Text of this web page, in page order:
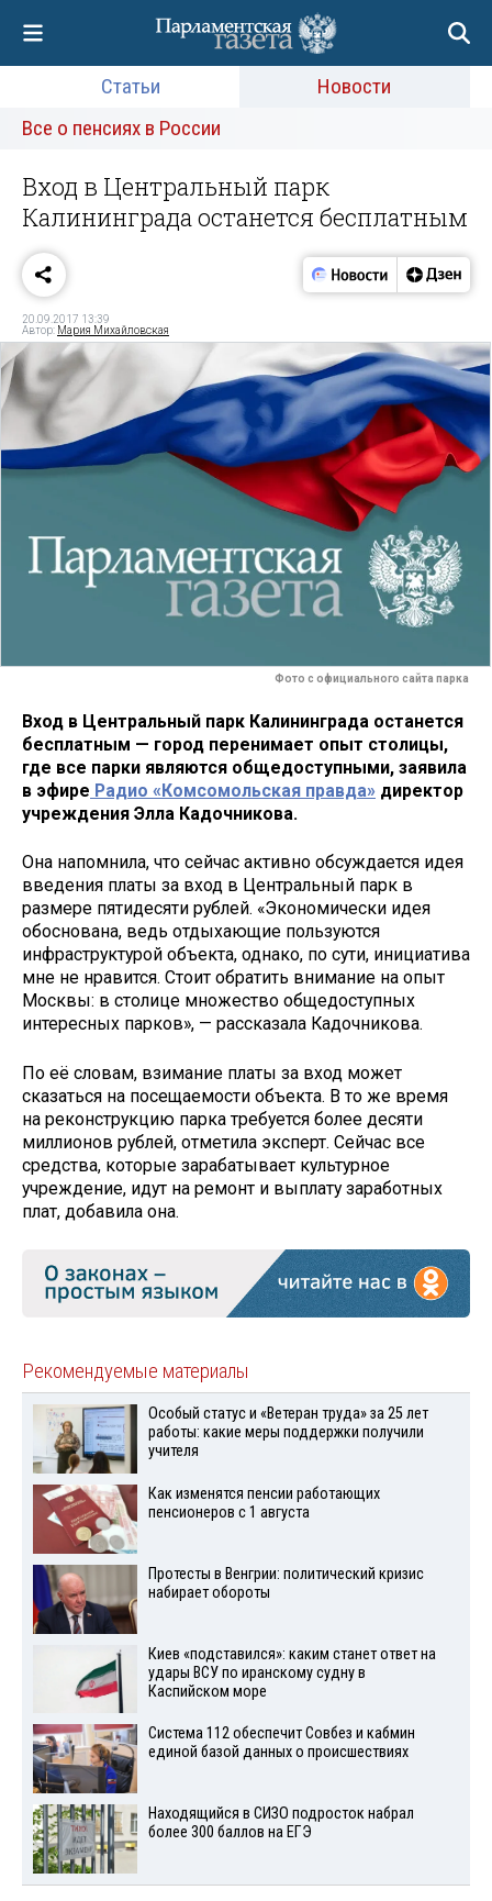
Статьи
Новости
Все о пенсиях в России
Вход в Центральный парк
Калининграда останется бесплатным
20.09.2017 13:39
Автор: Мария Михайловская
Фото с официального сайта парка
Вход в Центральный парк Калининграда останется
бесплатным — город перенимает опыт столицы,
где все парки являются общедоступными, заявила
в эфире Радио «Комсомольская правда» директор
учреждения Элла Кадочникова.
Она напомнила, что сейчас активно обсуждается идея
введения платы за вход в Центральный парк в
размере пятидесяти рублей. «Экономически идея
обоснована, ведь отдыхающие пользуются
инфраструктурой объекта, однако, по сути, инициатива
мне не нравится. Стоит обратить внимание на опыт
Москвы: в столице множество общедоступных
интересных парков», — рассказала Кадочникова.
По её словам, взимание платы за вход может
сказаться на посещаемости объекта. В то же время
на реконструкцию парка требуется более десяти
миллионов рублей, отметила эксперт. Сейчас все
средства, которые зарабатывает культурное
учреждение, идут на ремонт и выплату заработных
плат, добавила она.
Рекомендуемые материалы
Особый статус и «Ветеран труда» за 25 лет
работы: какие меры поддержки получили
учителя
Как изменятся пенсии работающих
пенсионеров с 1 августа
Протесты в Венгрии: политический кризис
набирает обороты
Киев «подставился»: каким станет ответ на
удары ВСУ по иранскому судну в
Каспийском море
Система 112 обеспечит Совбез и кабмин
единой базой данных о происшествиях
Находящийся в СИЗО подросток набрал
более 300 баллов на ЕГЭ